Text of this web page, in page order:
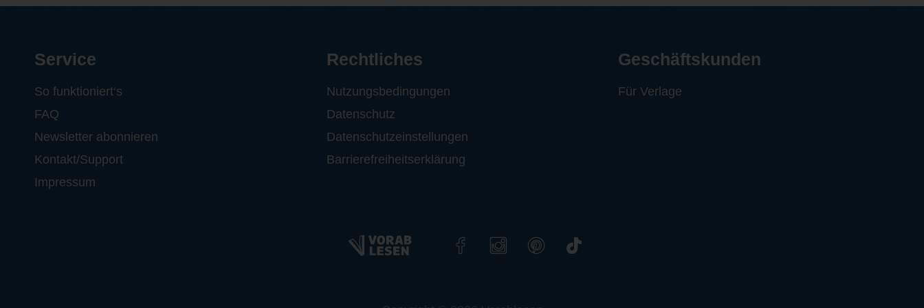
Service
So funktioniert‘s
FAQ
Newsletter abonnieren
Kontakt/Support
Impressum
Rechtliches
Nutzungsbedingungen
Datenschutz
Datenschutzeinstellungen
Barrierefreiheitserklärung
Geschäftskunden
Für Verlage